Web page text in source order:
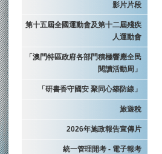
影片片段
第十五屆全國運動會及第十二屆殘疾
人運動會
「澳門特區政府各部門積極響應全民
閱讀活動周」
「研書香守國安 聚同心築防線」
旅遊稅
2026年施政報告宣傳片
統一管理開考 - 電子報考